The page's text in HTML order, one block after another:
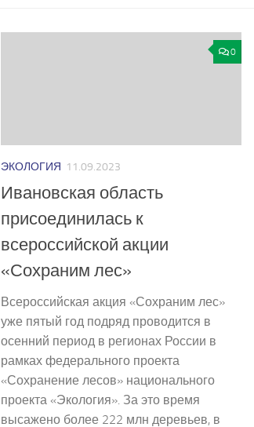
0
ЭКОЛОГИЯ 11.09.2023
Ивановская область
присоединилась к
всероссийской акции
«Сохраним лес»
Всероссийская акция «Сохраним лес»
уже пятый год подряд проводится в
осенний период в регионах России в
рамках федерального проекта
«Сохранение лесов» национального
проекта «Экология». За это время
высажено более 222 млн деревьев, в